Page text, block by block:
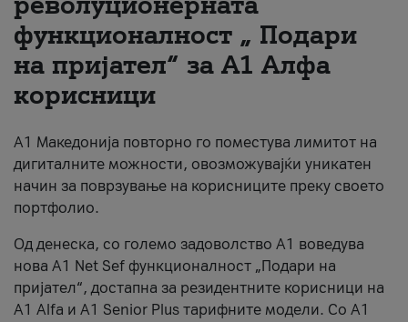
За нас
#ПодобарОнлајн
функционалност „ Подари
на пријател“ за А1 Алфа
корисници
А1 Македонија повторно го поместува лимитот на
дигиталните можности, овозможувајќи уникатен
начин за поврзување на корисниците преку своето
портфолио.
Од денеска, со големо задоволство А1 воведува
нова A1 Net Sef функционалност „Подари на
пријател“, достапна за резидентните корисници на
А1 Alfa и A1 Senior Plus тарифните модели. Со A1